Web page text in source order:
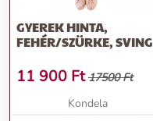
GYEREK HINTA,
FEHÉR/SZÜRKE, SVING
11 900 Ft 17500 Ft
Kondela